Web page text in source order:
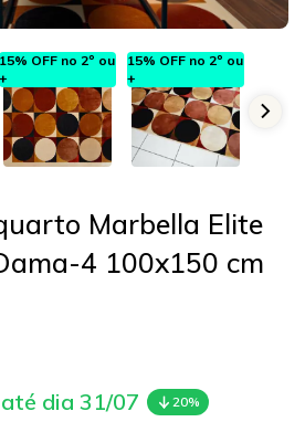
15% OFF no 2º ou
+
15% OFF no 2º ou
+
Marbella Elite
4 100x150 cm
dia 31/07 20%